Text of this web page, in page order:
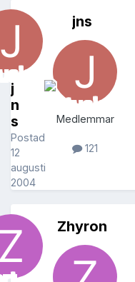
j
n
s
Postad
12
augusti
2004
jns
Medlemmar
121
Zhyron